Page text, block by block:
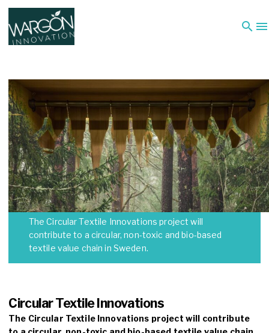
search menu
The Circular Textile Innovations project will
contribute to a circular, non-toxic and bio-based
textile value chain in Sweden.
Circular Textile Innovations
The Circular Textile Innovations project will contribute